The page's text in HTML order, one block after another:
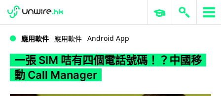
WWDC 2026 ERP 與商業 AI
應用軟件 應用軟件 Android App
一張 SIM 咭有四個電話號碼！？中國移
動 Call Manager